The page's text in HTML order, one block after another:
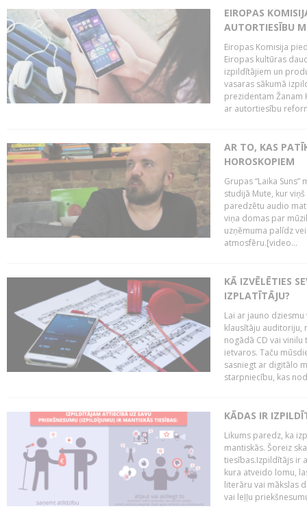
EIROPAS
AUTORTIESĪBU
Eiropas Komisija
Eiropas kultūras
izpildītājiem un
vasaras sākumā
prezidentam Žanam
ar autortiesību
AR TO, KAS
HOROSKOPIEM
Grupas “Laika
studijā Mute, kur
paredzētu audio
viņa domas par
uzņēmuma palīdz
atmosfēru.[video...
KĀ IZVĒLĒTIES
IZPLATĪTĀJU?
Lai ar jauno
klausītāju auditoriju,
nogādā CD vai
ietvaros. Taču
sasniegt ar digitālo
starpniecību, kas
KĀDAS IR
Likums paredz, ka
mantiskās. Šoreiz
tiesības.Izpildītājs ir
kura atveido lomu,
literāru vai mākslas
vai leļļu